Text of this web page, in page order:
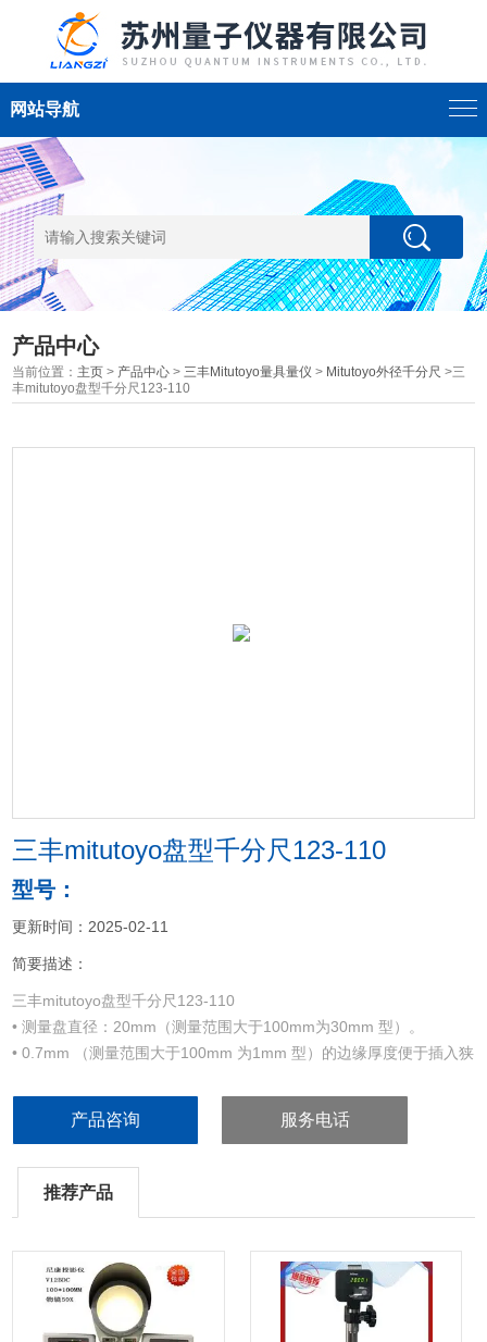
网站导航
产品中心
当前位置： 主页 > 产品中心 >三丰Mitutoyo量具量仪 > Mitutoyo外径千分尺 >三
丰mitutoyo盘型千分尺123-110
三丰mitutoyo盘型千分尺123-110
型号：
更新时间：2025-02-11
简要描述：
三丰mitutoyo盘型千分尺123-110
• 测量盘直径：20mm（测量范围大于100mm为30mm 型）。
• 0.7mm （测量范围大于100mm 为1mm 型）的边缘厚度便于插入狭
• 带套基准杆（不包括0-25mm/0-1' 型）。
产品咨询 服务电话
推荐产品